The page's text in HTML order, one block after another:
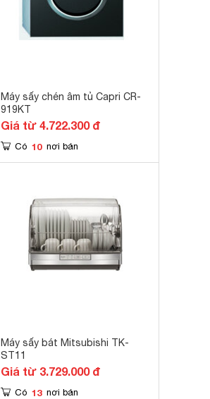
Máy sấy chén âm tủ Capri CR-
919KT
Giá từ 4.722.300 đ
Có 10 nơi bán
Máy sấy bát Mitsubishi TK-
ST11
Giá từ 3.729.000 đ
Có 13 nơi bán